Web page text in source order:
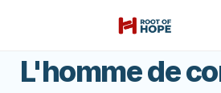
L'homme de